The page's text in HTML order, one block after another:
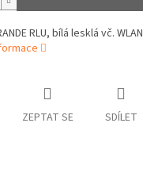
RLU, bílá lesklá vč. WLAN
ZEPTAT SE SDÍLET